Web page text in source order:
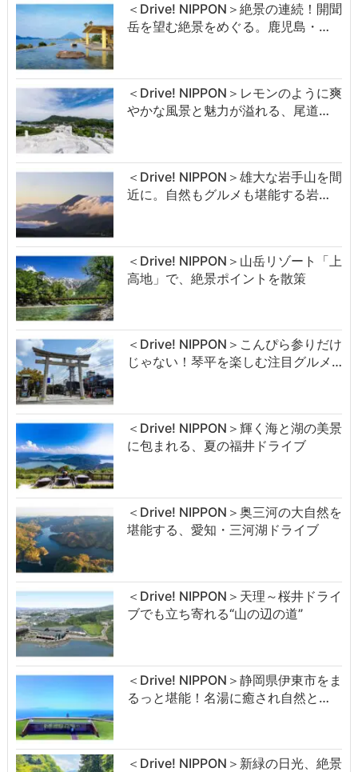
＜Drive! NIPPON＞絶景の連続！開聞
岳を望む絶景をめぐる。鹿児島・…
＜Drive! NIPPON＞レモンのように爽
やかな風景と魅力が溢れる、尾道…
＜Drive! NIPPON＞雄大な岩手山を間
近に。自然もグルメも堪能する岩…
＜Drive! NIPPON＞山岳リゾート「上
高地」で、絶景ポイントを散策
＜Drive! NIPPON＞こんぴら参りだけ
じゃない！琴平を楽しむ注目グルメ…
＜Drive! NIPPON＞輝く海と湖の美景
に包まれる、夏の福井ドライブ
＜Drive! NIPPON＞奥三河の大自然を
堪能する、愛知・三河湖ドライブ
＜Drive! NIPPON＞天理～桜井ドライ
ブでも立ち寄れる“山の辺の道”
＜Drive! NIPPON＞静岡県伊東市をま
るっと堪能！名湯に癒され自然と…
＜Drive! NIPPON＞新緑の日光、絶景